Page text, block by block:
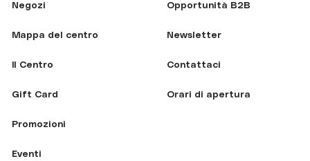
Negozi
Mappa del centro
Il Centro
Gift Card
Promozioni
Eventi
Opportunità B2B
Newsletter
Contattaci
Orari di apertura